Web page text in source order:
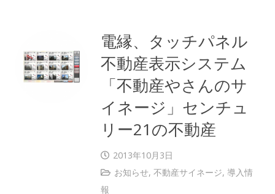
電縁、タッチパネル
不動産表示システム
「不動産やさんのサ
イネージ」センチュ
リー21の不動産
2013年10月3日
お知らせ, 不動産サイネージ, 導入情
報